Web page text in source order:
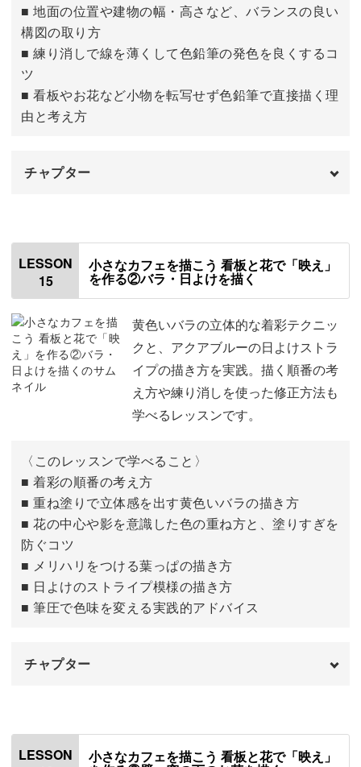
■ 地面の位置や建物の幅・高さなど、バランスの良い
構図の取り方
■ 練り消しで線を薄くして色鉛筆の発色を良くするコ
ツ
■ 看板やお花など小物を転写せず色鉛筆で直接描く理
由と考え方
チャプター
使用する材料・道具
テンプレートをトレースする
転写する 10:07
下絵を描く 13:50
自分で下絵を描く場合のポイント 23:18
LESSON
15
小さなカフェを描こう 看板と花で「映え」
を作る②バラ・日よけを描く
黄色いバラの立体的な着彩テクニッ
クと、アクアブルーの日よけストラ
イプの描き方を実践。描く順番の考
え方や練り消しを使った修正方法も
学べるレッスンです。
〈このレッスンで学べること〉
■ 着彩の順番の考え方
■ 重ね塗りで立体感を出す黄色いバラの描き方
■ 花の中心や影を意識した色の重ね方と、塗りすぎを
防ぐコツ
■ メリハリをつける葉っぱの描き方
■ 日よけのストライプ模様の描き方
■ 筆圧で色味を変える実践的アドバイス
チャプター
バラを描く
LESSON
小さなカフェを描こう 看板と花で「映え」